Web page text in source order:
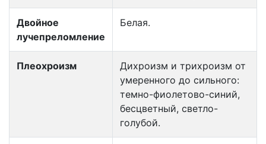
Двойное
лучепреломление
Белая.
Плеохроизм
Дихроизм и трихроизм от
умеренного до сильного:
темно-фиолетово-синий,
бесцветный, светло-
голубой.